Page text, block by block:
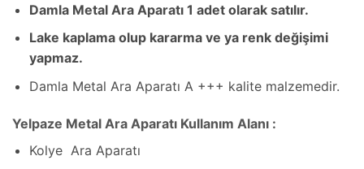
Damla Metal Ara Aparatı 1 adet olarak satılır.
Lake kaplama olup kararma ve ya renk değişimi
yapmaz.
Damla Metal Ara Aparatı A +++ kalite malzemedir.
Yelpaze Metal Ara Aparatı Kullanım Alanı :
Kolye Ara Aparatı